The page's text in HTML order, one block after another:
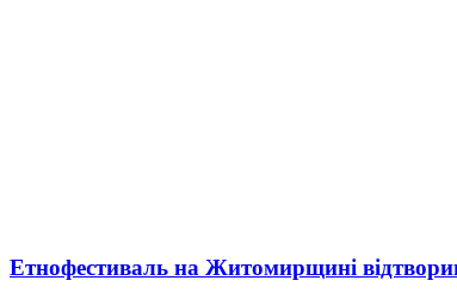
Етнофестиваль на Житомирщині